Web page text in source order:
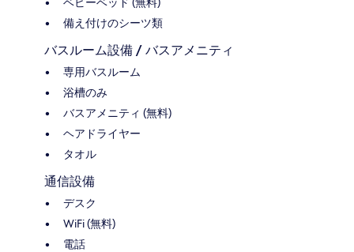
備え付けのシーツ類
バスルーム設備 / バスアメニティ
専用バスルーム
浴槽のみ
バスアメニティ (無料)
ヘアドライヤー
タオル
通信設備
デスク
WiFi (無料)
電話